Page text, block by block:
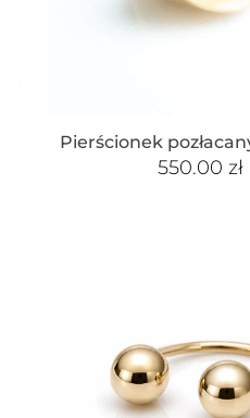
Pierścionek
550.00 zł